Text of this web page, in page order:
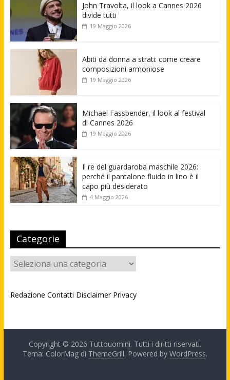
John Travolta, il look a Cannes 2026
divide tutti
19 Maggio 2026
Abiti da donna a strati: come creare
composizioni armoniose
19 Maggio 2026
Michael Fassbender, il look al festival
di Cannes 2026
19 Maggio 2026
Il re del guardaroba maschile 2026:
perché il pantalone fluido in lino è il
capo più desiderato
4 Maggio 2026
Categorie
Categorie
Redazione Contatti Disclaimer Privacy
Copyright © 2026 Tuttouomini. Tutti i diritti riservati.
Tema: ColorMag di ThemeGrill. Powered by WordPress.